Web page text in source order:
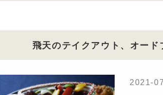
飛天のテイクアウト、オード
2021-